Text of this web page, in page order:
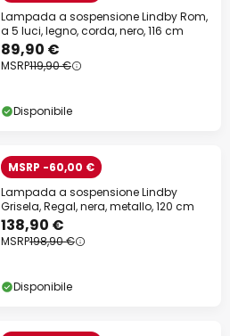
Lampada a sospensione Lindby Rom,
a 5 luci, legno, corda, nero, 116 cm
89,90 €
MSRP119,90 €
Disponibile
MSRP -60,00 €
Lampada a sospensione Lindby
Grisela, Regal, nera, metallo, 120 cm
138,90 €
MSRP198,90 €
Disponibile